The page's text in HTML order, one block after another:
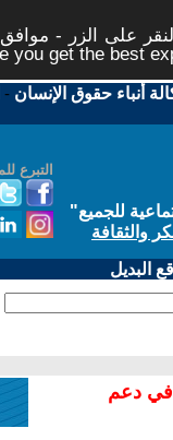
على الزر -
you get the best
أنباء حقوق الإنسان -
التبرع
للجميع"
والثقافة
البديل
في دعم